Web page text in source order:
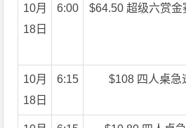
10月
18日
6:00 $64.50 超级六赏金
10月
18日
6:15 $108 四人桌急